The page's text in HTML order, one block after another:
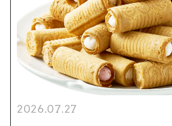
2026.07.27